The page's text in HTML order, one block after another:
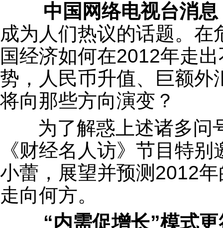
中国网络电视台消息
成为人们热议的话题。
国经济如何在2012年走
势，人民币升值、巨额外
将向那些方向演变？
为了解惑上述诸多问
《财经名人访》节目特
小蕾，展望并预测2012
走向何方。
“内需促增长”模式